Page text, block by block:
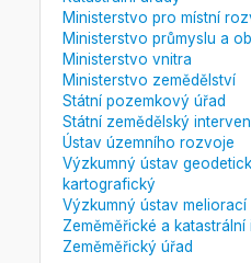
Ministerstvo pro místní
Ministerstvo průmyslu a
Ministerstvo vnitra
Ministerstvo zemědělství
Státní pozemkový úřad
Státní zemědělský
Ústav územního rozvoje
Výzkumný ústav
kartografický
Výzkumný ústav
Zeměměřické a
Zeměměřický úřad